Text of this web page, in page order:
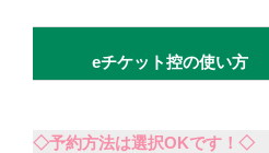
eチケット控の使い方
◇予約方法は選択OKです！◇